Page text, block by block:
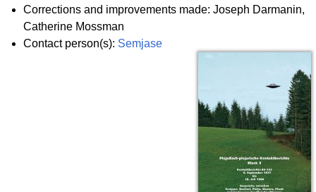
Corrections and improvements made: Joseph Darmanin,
Catherine Mossman
Contact person(s): Semjase